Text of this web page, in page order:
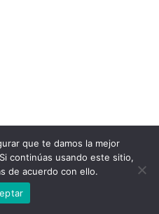
que te damos la mejor
continúas usando este sitio,
de acuerdo con ello.